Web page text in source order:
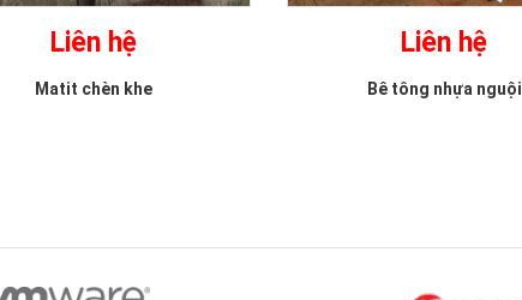
Liên hệ
Matit chèn khe
Liên hệ
Bê tông nhựa nguội